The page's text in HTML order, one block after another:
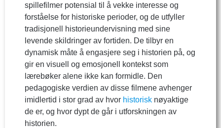
spillefilmer potensial til å vekke interesse og
forståelse for historiske perioder, og de utfyller
tradisjonell historieundervisning med sine
levende skildringer av fortiden. De tilbyr en
dynamisk måte å engasjere seg i historien på, og
gir en visuell og emosjonell kontekst som
lærebøker alene ikke kan formidle. Den
pedagogiske verdien av disse filmene avhenger
imidlertid i stor grad av hvor historisk nøyaktige
de er, og hvor dypt de går i utforskningen av
historien.